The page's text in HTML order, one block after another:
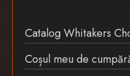
Catalog Whitakers
Coșul meu de